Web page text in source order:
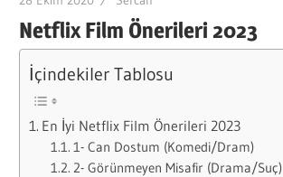
Netflix Film Önerileri 2023
İçindekiler Tablosu
En İyi Netflix Film Önerileri 2023
1- Can Dostum (Komedi/Dram)
2- Görünmeyen Misafir (Drama/Suç)